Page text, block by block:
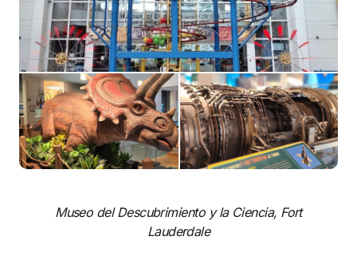
Museo del Descubrimiento y la Ciencia, Fort
Lauderdale